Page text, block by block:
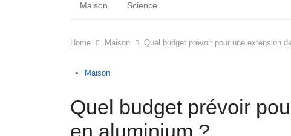
Maison Science
Home Maison Quel budget prévoir pour une extension
Maison
Quel budget prévoir
en aluminium ?